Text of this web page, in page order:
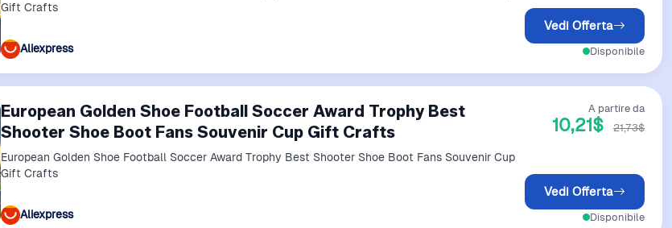
Gift Crafts
Aliexpress
Vedi Offerta
Disponibile
European Golden Shoe Football Soccer Award Trophy Best
Shooter Shoe Boot Fans Souvenir Cup Gift Crafts
European Golden Shoe Football Soccer Award Trophy Best Shooter Shoe Boot Fans Souvenir Cup
Gift Crafts
Aliexpress
A partire da
10,21$ 21,73$
Vedi Offerta
Disponibile